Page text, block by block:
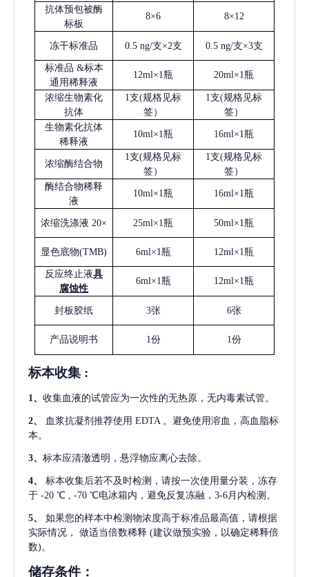
抗体预包被酶
标板
8×6 8×12
冻干标准品 0.5 ng/支×2支 0.5 ng/支×3支
标准品 &标本
通用稀释液
12ml×1瓶 20ml×1瓶
浓缩生物素化
抗体
1支(规格见标
签）
1支(规格见标
签）
生物素化抗体
稀释液
10ml×1瓶 16ml×1瓶
浓缩酶结合物
1支(规格见标
签）
1支(规格见标
签）
酶结合物稀释
液
10ml×1瓶 16ml×1瓶
浓缩洗涤液 20× 25ml×1瓶 50ml×1瓶
显色底物(TMB) 6ml×1瓶 12ml×1瓶
反应终止液具
腐蚀性
6ml×1瓶 12ml×1瓶
封板胶纸 3张 6张
产品说明书 1份 1份
标本收集 :
1 、 收集血液的试管应为一次性的无热原，无内毒素试管。
2、 血浆抗凝剂推荐使用 EDTA 。避免使用溶血，高血脂标
本。
3、 标本应清澈透明，悬浮物应离心去除。
4、
标本收集后若不及时检测，请按一次使用量分装，冻存
于 -20 ℃ , -70 ℃电冰箱内，避免反复冻融，3-6月内检测。
5、
如果您的样本中检测物浓度高于标准品最高值，请根据
实际情况，
做适当倍数稀释 (建议做预实验，以确定稀释倍
数)。
储存条件：